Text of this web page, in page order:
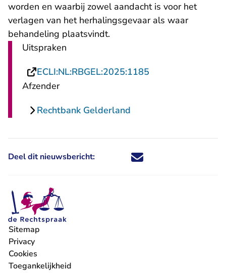
worden en waarbij zowel aandacht is voor het
verlagen van het herhalingsgevaar als waar
behandeling plaatsvindt.
Uitspraken
ECLI:NL:RBGEL:2025:1185
Afzender
Rechtbank Gelderland
Deel dit nieuwsbericht: Deel dit nieuwsbericht via X -
Deel dit nieuwsbericht via
Deel dit nieuwsbericht
Deel dit
Sitemap
Privacy
Cookies
Toegankelijkheid